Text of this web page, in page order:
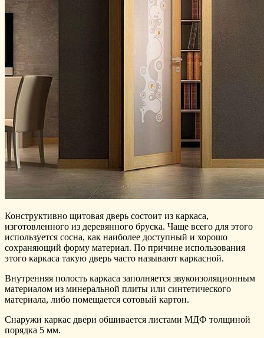
Конструктивно щитовая дверь состоит из каркаса,
изготовленного из деревянного бруска. Чаще всего для этого
используется сосна, как наиболее доступный и хорошо
сохраняющий форму материал. По причине использования
этого каркаса такую дверь часто называют каркасной.
Внутренняя полость каркаса заполняется звукоизоляционным
материалом из минеральной плиты или синтетического
материала, либо помещается сотовый картон.
Снаружи каркас двери обшивается листами МДФ толщиной
порядка 5 мм.